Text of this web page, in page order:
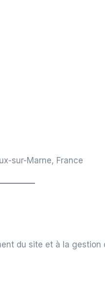
sur-Marne, France
du site et à la gestion